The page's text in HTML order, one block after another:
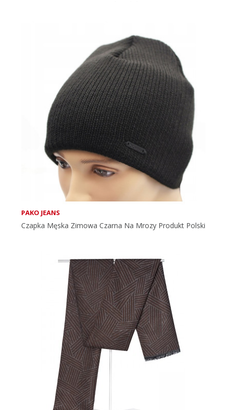
PAKO JEANS
Czapka Męska Zimowa Czarna Na Mrozy Produkt Polski